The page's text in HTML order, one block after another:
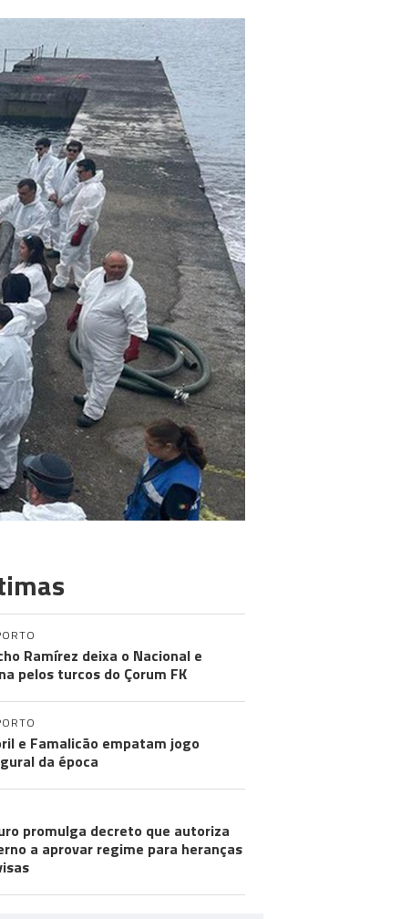
Ramírez deixa o Nacional e
pelos turcos do Çorum FK
e Famalicão empatam jogo
da época
promulga decreto que autoriza
a aprovar regime para heranças